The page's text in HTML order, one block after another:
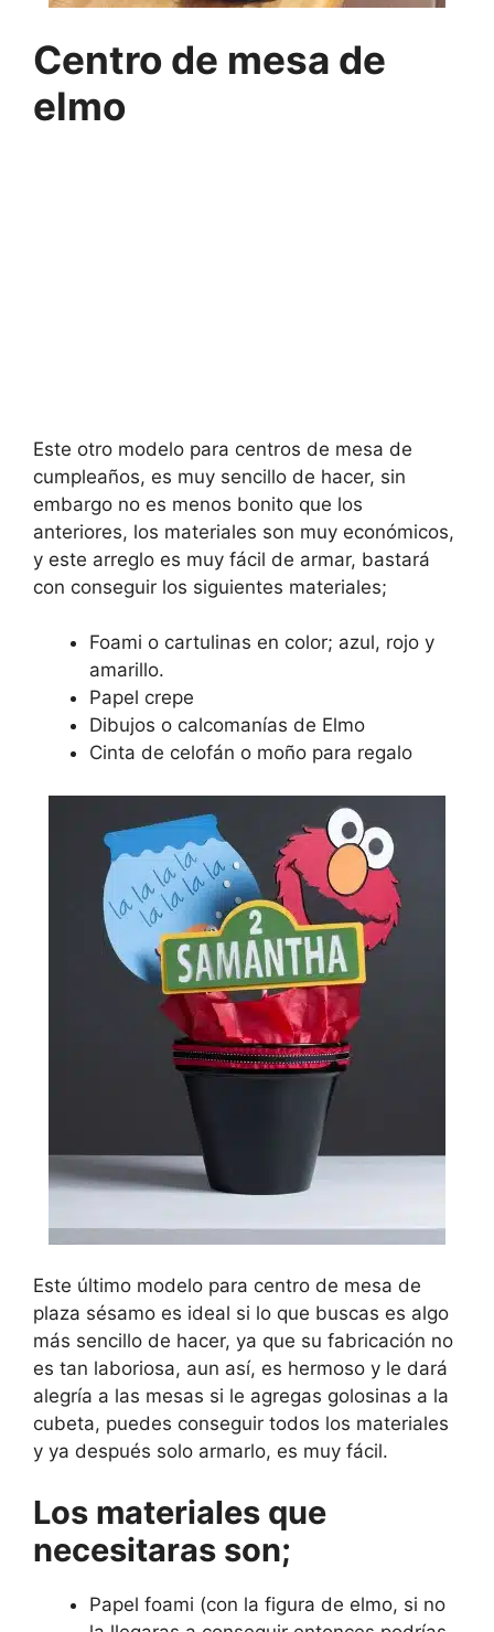
Centro de mesa de
elmo
Este otro modelo para centros de mesa de
cumpleaños, es muy sencillo de hacer, sin
embargo no es menos bonito que los
anteriores, los materiales son muy económicos,
y este arreglo es muy fácil de armar, bastará
con conseguir los siguientes materiales;
Foami o cartulinas en color; azul, rojo y
amarillo.
Papel crepe
Dibujos o calcomanías de Elmo
Cinta de celofán o moño para regalo
Este último modelo para centro de mesa de
plaza sésamo es ideal si lo que buscas es algo
más sencillo de hacer, ya que su fabricación no
es tan laboriosa, aun así, es hermoso y le dará
alegría a las mesas si le agregas golosinas a la
cubeta, puedes conseguir todos los materiales
y ya después solo armarlo, es muy fácil.
Los materiales que
necesitaras son;
Papel foami (con la figura de elmo, si no